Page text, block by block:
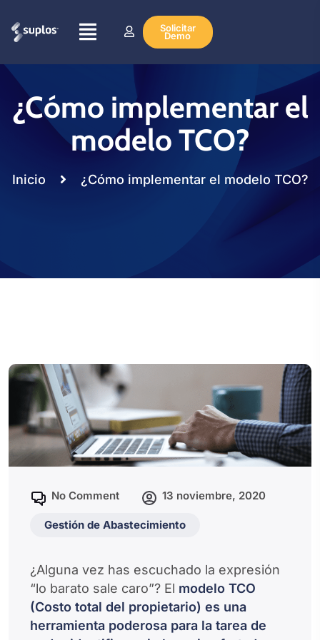
Solicitar
Demo
¿Cómo implementar el
modelo TCO?
Inicio ¿Cómo implementar el modelo TCO?
No Comment 13 noviembre, 2020
Gestión de Abastecimiento
¿Alguna vez has escuchado la expresión
“lo barato sale caro”? El modelo TCO
(Costo total del propietario) es una
herramienta poderosa para la tarea de